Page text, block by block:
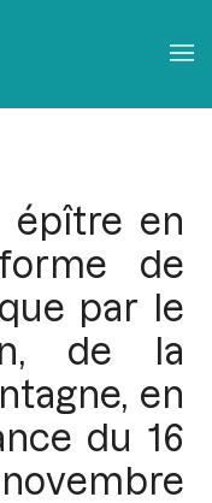
épître en
de
par le
de la
en
du 16